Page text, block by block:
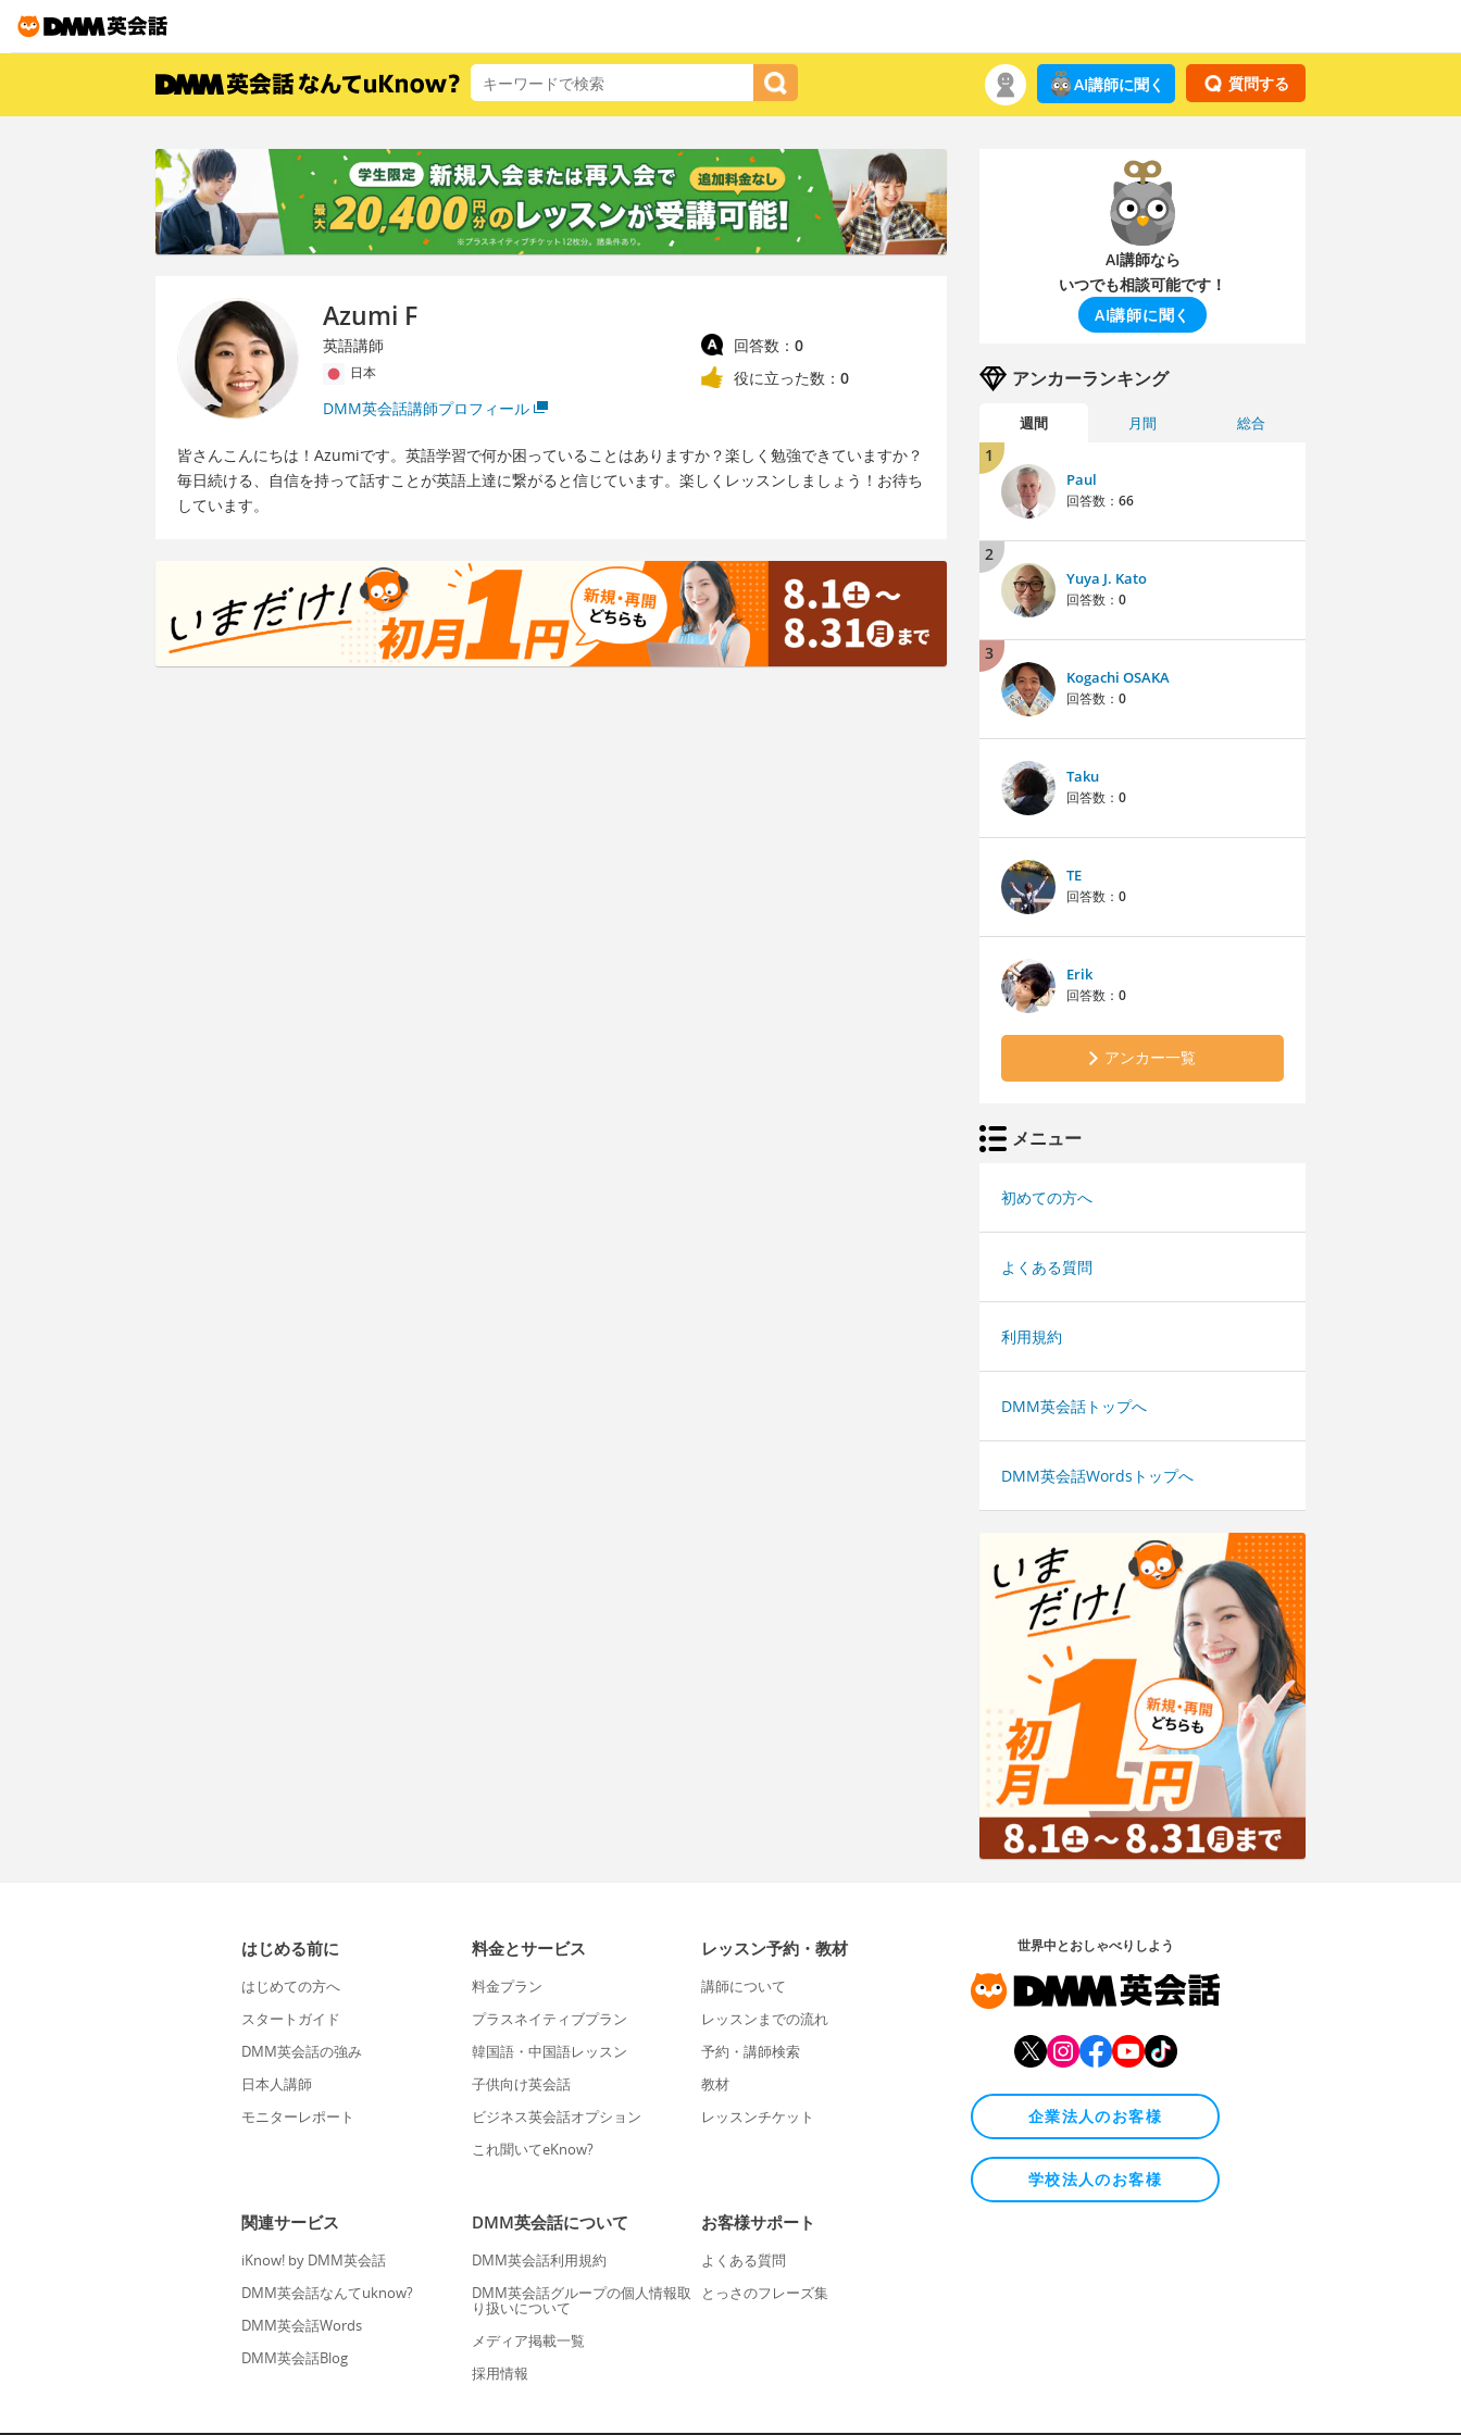
質問する
AI講師に聞く
Azumi F
英語講師
日本
DMM英会話講師プロフィール
回答数： 0
役に立った数： 0
皆さんこんにちは！Azumiです。英語学習で何か困っていることはありますか？楽しく勉強できていますか？
毎日続ける、自信を持って話すことが英語上達に繋がると信じています。楽しくレッスンしましょう！お待ち
しています。
AI講師なら
いつでも相談可能です！
AI講師に聞く
アンカーランキング
週間 月間 総合
1
Paul
回答数： 66
2
Yuya J. Kato
回答数： 0
3
Kogachi OSAKA
回答数： 0
Taku
回答数： 0
TE
回答数： 0
Erik
回答数： 0
アンカー一覧
メニュー
初めての方へ
よくある質問
利用規約
DMM英会話トップへ
DMM英会話Wordsトップへ
はじめる前に
はじめての方へ
スタートガイド
DMM英会話の強み
日本人講師
モニターレポート
料金とサービス
料金プラン
プラスネイティブプラン
韓国語・中国語レッスン
子供向け英会話
ビジネス英会話オプション
これ聞いてeKnow?
レッスン予約・教材
講師について
レッスンまでの流れ
予約・講師検索
教材
レッスンチケット
関連サービス
iKnow! by DMM英会話
DMM英会話なんてuknow?
DMM英会話Words
DMM英会話Blog
DMM英会話について
DMM英会話利用規約
DMM英会話グループの個人情報取
り扱いについて
メディア掲載一覧
採用情報
お客様サポート
よくある質問
とっさのフレーズ集
世界中とおしゃべりしよう
企業法人のお客様
学校法人のお客様